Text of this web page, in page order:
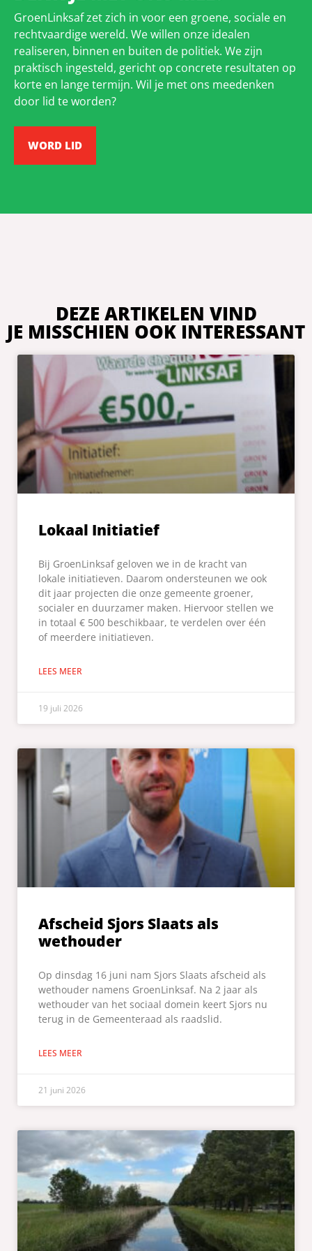
GroenLinksaf zet zich in voor een groene, sociale en
rechtvaardige wereld. We willen onze idealen
realiseren, binnen en buiten de politiek. We zijn
praktisch ingesteld, gericht op concrete resultaten op
korte en lange termijn. Wil je met ons meedenken
door lid te worden?
WORD LID
DEZE ARTIKELEN VIND
JE MISSCHIEN OOK INTERESSANT
Lokaal Initiatief
Bij GroenLinksaf geloven we in de kracht van
lokale initiatieven. Daarom ondersteunen we ook
dit jaar projecten die onze gemeente groener,
socialer en duurzamer maken. Hiervoor stellen we
in totaal € 500 beschikbaar, te verdelen over één
of meerdere initiatieven.
LEES MEER
19 juli 2026
Afscheid Sjors Slaats als
wethouder
Op dinsdag 16 juni nam Sjors Slaats afscheid als
wethouder namens GroenLinksaf. Na 2 jaar als
wethouder van het sociaal domein keert Sjors nu
terug in de Gemeenteraad als raadslid.
LEES MEER
21 juni 2026